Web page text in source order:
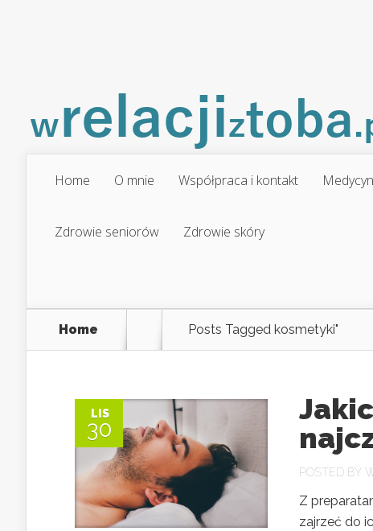
Home O mnie Współpraca i kontakt
Zdrowie seniorów Zdrowie skóry
Home Posts Tagged kosmetyki"
LIS
30
POSTED BY
Z
zajrzeć do